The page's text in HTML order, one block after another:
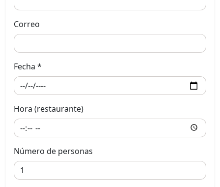
Correo
Fecha *
Hora (restaurante)
Número de personas